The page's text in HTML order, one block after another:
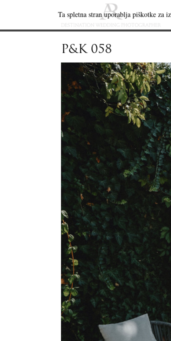
P&K 058
Ta spletna stran uporablja piškotke za